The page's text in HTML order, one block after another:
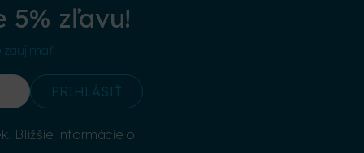
5% zľavu!
zaujímať
PRIHLÁSIŤ
Bližšie informácie o